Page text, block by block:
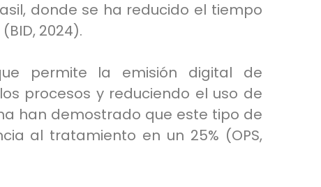
donde se ha reducido el tiempo
2024).
permite la emisión digital de
procesos y reduciendo el uso de
han demostrado que este tipo de
al tratamiento en un 25% (OPS,